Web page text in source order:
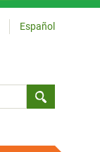
Español